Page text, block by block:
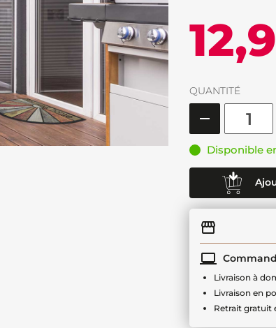
QUANTITÉ
Disponible
Livraison à
Livraison en
Retrait gratuit